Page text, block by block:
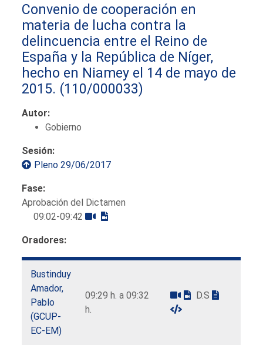
Convenio de cooperación en
materia de lucha contra la
delincuencia entre el Reino de
España y la República de Níger,
hecho en Niamey el 14 de mayo de
2015. (110/000033)
Autor:
Gobierno
Sesión:
Pleno 29/06/2017
Fase:
Aprobación del Dictamen
09:02-09:42
Oradores:
Bustinduy
Amador,
Pablo
(GCUP-
EC-EM)
09:29 h. a 09:32
h.
D.S